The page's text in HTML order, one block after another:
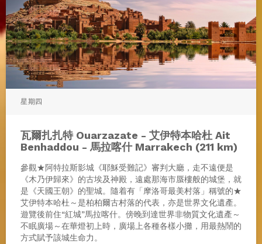
星期四
瓦爾扎扎特 Ouarzazate - 艾伊特本哈杜 Ait
Benhaddou - 馬拉喀什 Marrakech (211 km)
參觀★阿特拉斯影城《耶穌受難記》審判大廳，走不遠便是
《木乃伊歸來》的古埃及神殿，遠處那海市蜃樓般的城堡，就
是《天國王朝》的聖城。隨着有「摩洛哥最美村落」稱號的★
艾伊特本哈杜～是柏柏爾古村落的代表，亦是世界文化遺產。
遊覽後前住“紅城”馬拉喀什。傍晚到達世界非物質文化遺產～
不眠廣場～在華燈初上時，廣場上各種各樣小攤，用最熱鬧的
方式賦予該城生命力。